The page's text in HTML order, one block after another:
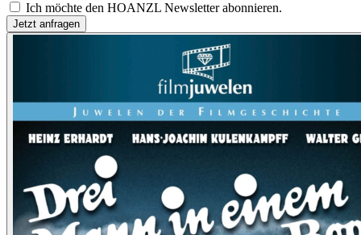
Ich möchte den HOANZL Newsletter abonnieren.